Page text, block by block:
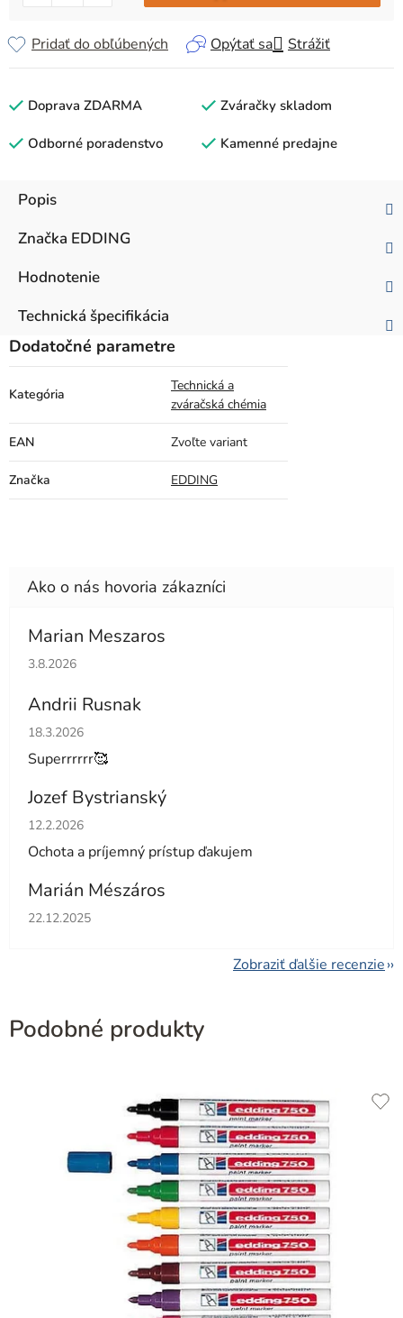
Opýtať sa Strážiť
Pridať do obľúbených
Doprava ZDARMA Zváračky skladom
Odborné poradenstvo Kamenné predajne
Popis
Značka EDDING
Hodnotenie
Technická špecifikácia
Dodatočné parametre
Kategória
Technická a
zváračská chémia
EAN Zvoľte variant
Značka EDDING
Marian Meszaros
Hodnotenie obchodu je 5 z 5 hviezdičiek.
3.8.2026
Andrii Rusnak
Hodnotenie obchodu je 5 z 5 hviezdičiek.
18.3.2026
Superrrrrr🥰
Jozef Bystrianský
Hodnotenie obchodu je 5 z 5 hviezdičiek.
12.2.2026
Ochota a príjemný prístup ďakujem
Marián Mészáros
Hodnotenie obchodu je 5 z 5 hviezdičiek.
22.12.2025
Zobraziť ďalšie recenzie
Podobné produkty